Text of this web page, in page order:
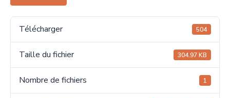
Télécharger 504
Taille du fichier 304.97 KB
Nombre de fichiers 1